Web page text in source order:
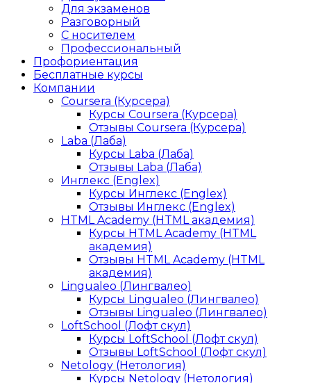
Для экзаменов
Разговорный
С носителем
Профессиональный
Профориентация
Бесплатные курсы
Компании
Coursera (Курсера)
Курсы Coursera (Курсера)
Отзывы Coursera (Курсера)
Laba (Лаба)
Курсы Laba (Лаба)
Отзывы Laba (Лаба)
Инглекс (Englex)
Курсы Инглекс (Englex)
Отзывы Инглекс (Englex)
HTML Academy (HTML академия)
Курсы HTML Academy (HTML
академия)
Отзывы HTML Academy (HTML
академия)
Lingualeo (Лингвалео)
Курсы Lingualeo (Лингвалео)
Отзывы Lingualeo (Лингвалео)
LoftSchool (Лофт скул)
Курсы LoftSchool (Лофт скул)
Отзывы LoftSchool (Лофт скул)
Netology (Нетология)
Курсы Netology (Нетология)